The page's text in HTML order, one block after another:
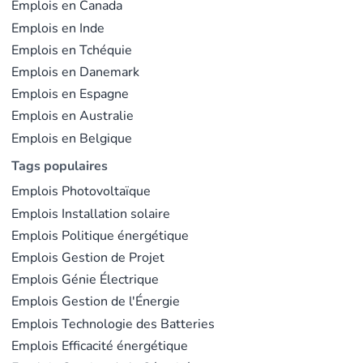
les employés, qui favorise l'implication directe dans
l'analyse énergétique et l'innovation (source :
builtincolorado.com
d'opportunités de développement professionnel, y
compris des parcours de formation personnalisés, des
conférences et des abonnements à des cours en ligne,
reflétant l'engagement de l'entreprise envers
Dernière mise à jour le févr. 23, 2026 |
problème
Emplois en Canada
Emplois en Inde
Emplois en Tchéquie
Emplois en Danemark
Emplois en Espagne
Emplois en Australie
Emplois en Belgique
Tags populaires
Emplois Photovoltaïque
Emplois Installation solaire
Emplois Politique énergétique
Emplois Gestion de Projet
Emplois Génie Électrique
Emplois Gestion de l'Énergie
Emplois Technologie des Batteries
Emplois Efficacité énergétique